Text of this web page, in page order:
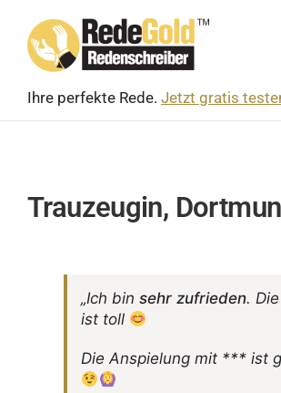
content
Ihre perfekte Rede. Jetzt gratis
Trauzeugin,
„Ich bin sehr zufrieden.
ist toll
Die Anspie­lung mit *** ist